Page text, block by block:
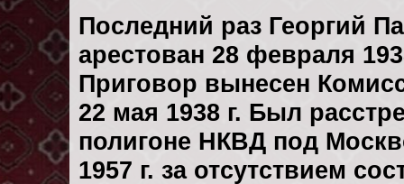
Последний раз Георгий
арестован 28 февраля
Приговор вынесен
22 мая 1938 г. Был
полигоне НКВД под
1957 г. за отсутствием